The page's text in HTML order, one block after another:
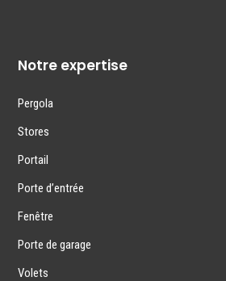
Notre expertise
Pergola
Stores
Portail
Porte d’entrée
Fenêtre
Porte de garage
Volets